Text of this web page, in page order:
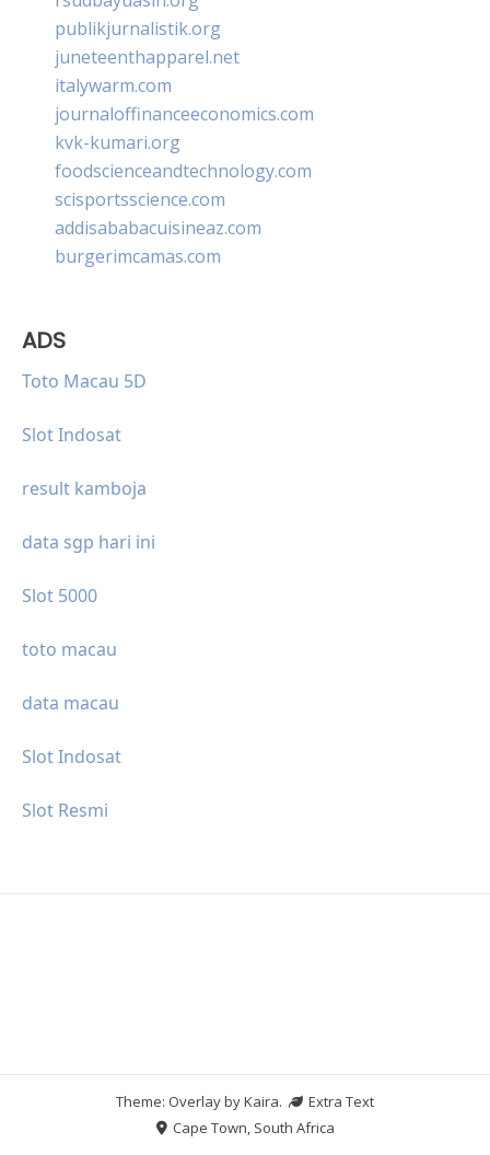
publikjurnalistik.org
juneteenthapparel.net
italywarm.com
journaloffinanceeconomics.com
kvk-kumari.org
foodscienceandtechnology.com
scisportsscience.com
addisababacuisineaz.com
burgerimcamas.com
ADS
Toto Macau 5D
Slot Indosat
result kamboja
data sgp hari ini
Slot 5000
toto macau
data macau
Slot Indosat
Slot Resmi
Theme: Overlay byKaira.
Extra Text
Cape Town, South Africa